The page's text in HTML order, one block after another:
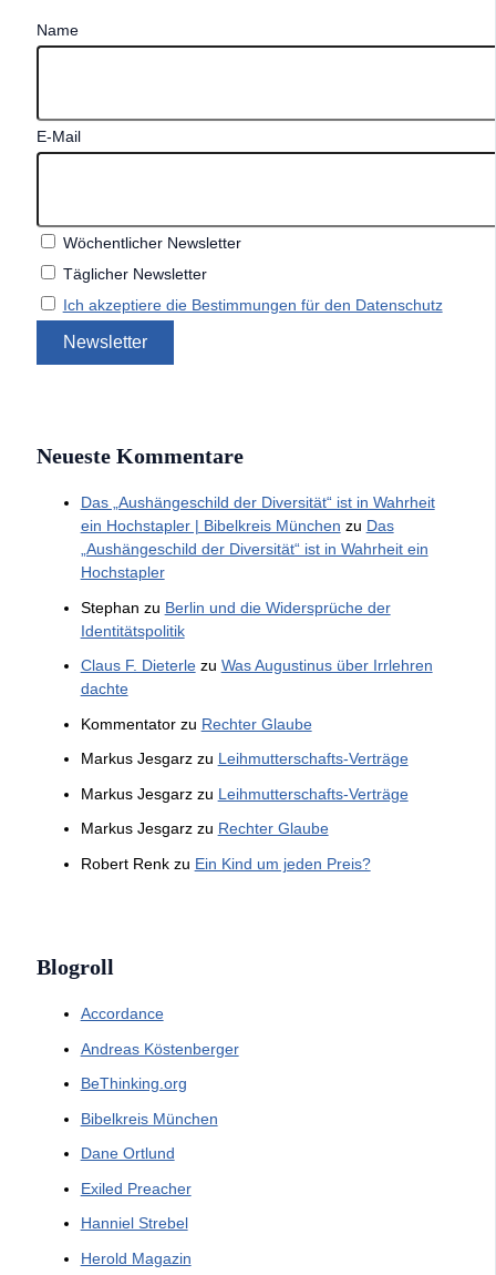
Name
E-Mail
Wöchentlicher Newsletter
Täglicher Newsletter
Ich akzeptiere die Bestimmungen für den Datenschutz
Neueste Kommentare
Das „Aushängeschild der Diversität“ ist in Wahrheit
ein Hochstapler | Bibelkreis München zu Das
„Aushängeschild der Diversität“ ist in Wahrheit ein
Hochstapler
Stephan zu Berlin und die Widersprüche der
Identitätspolitik
Claus F. Dieterlezu Was Augustinus über Irrlehren
dachte
Kommentatorzu Rechter Glaube
Markus Jesgarzzu Leihmutterschafts-Verträge
Markus Jesgarzzu Leihmutterschafts-Verträge
Markus Jesgarzzu Rechter Glaube
Robert Renkzu Ein Kind um jeden Preis?
Blogroll
Accordance
Andreas Köstenberger
BeThinking.org
Bibelkreis München
Dane Ortlund
Exiled Preacher
Hanniel Strebel
Herold Magazin